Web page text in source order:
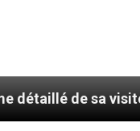
visite en